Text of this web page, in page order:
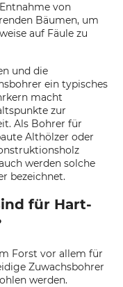
von
Bäumen, um
auf Fäule zu
und die
ein typisches
macht
zur
Als Bohrer für
Althölzer oder
werden solche
bezeichnet.
für Hart-
Forst vor allem für
Zuwachsbohrer
werden.